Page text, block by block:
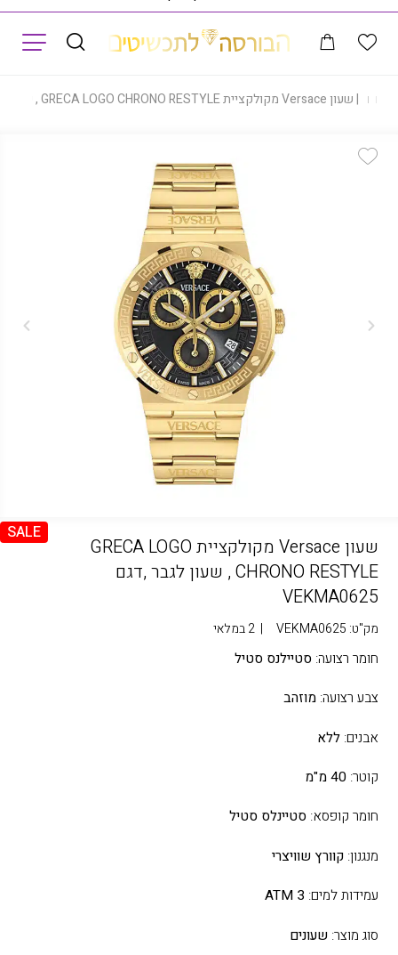
|שעון Versace מקולקציית GRECA LOGO CHRONO RESTYLE , שעון לגבר ,דגם VEKMA0625
SALE
שעון Versace מקולקציית GRECA LOGO
CHRONO RESTYLE , שעון לגבר ,דגם
VEKMA0625
מק"ט: VEKMA0625
| 2 במלאי
חומר רצועה: סטיילנס סטיל
צבע רצועה: מוזהב
אבנים: ללא
קוטר: 40 מ"מ
חומר קופסא: סטיינלס סטיל
מנגנון: קוורץ שוויצרי
עמידות למים: 3 ATM
סוג מוצר: שעונים